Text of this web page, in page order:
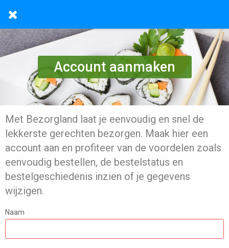
Account aanmaken
Met Bezorgland laat je eenvoudig en snel de
lekkerste gerechten bezorgen. Maak hier een
account aan en profiteer van de voordelen zoals
eenvoudig bestellen, de bestelstatus en
bestelgeschiedenis inzien of je gegevens
wijzigen.
Naam